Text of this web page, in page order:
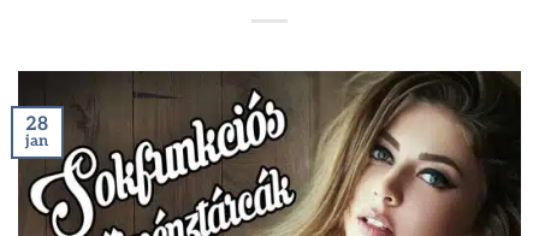
28
jan